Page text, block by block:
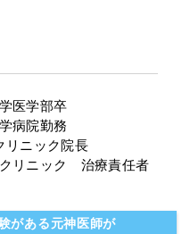
医学部卒
病院勤務
ニック院長
リニック 治療責任者
がある元神医師が